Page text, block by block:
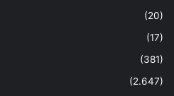
(20)
(17)
(381)
(2.647)